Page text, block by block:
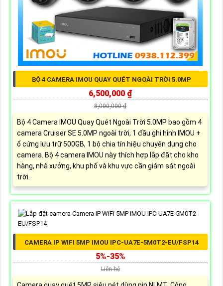
BỘ 4 CAMERA IMOU QUAY QUÉT NGOÀI TRỜI 5.0MP
6,500,000 ₫
8,000,000 ₫
Bộ 4 Camera IMOU Quay Quét Ngoài Trời 5.0MP bao gồm 4
camera Cruiser SE 5.0MP ngoài trời, 1 đầu ghi hình IMOU +
ổ cứng lưu trữ 500GB, 1 bộ chia tín hiệu chuyên dụng cho
camera. Bộ 4 camera IMOU này thích hợp lắp đặt cho kho
hàng, nhà xưởng, khu phố và khu vực cần giám sát ngoài
trời.
CAMERA IP WIFI 5MP IMOU IPC-UA7E-5M0T2-EU/FSP14
5%-35%
Liên hệ